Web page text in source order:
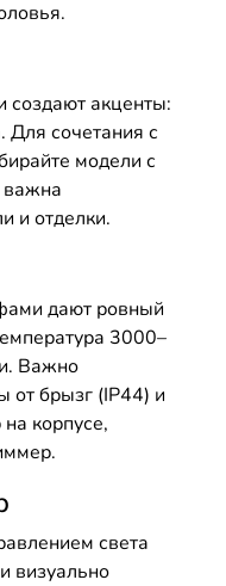
создают акценты:
Для сочетания с
модели с
важна
и отделки.
дают ровный
3000–
Важно
от брызг (IP44) и
корпусе,
света
визуально